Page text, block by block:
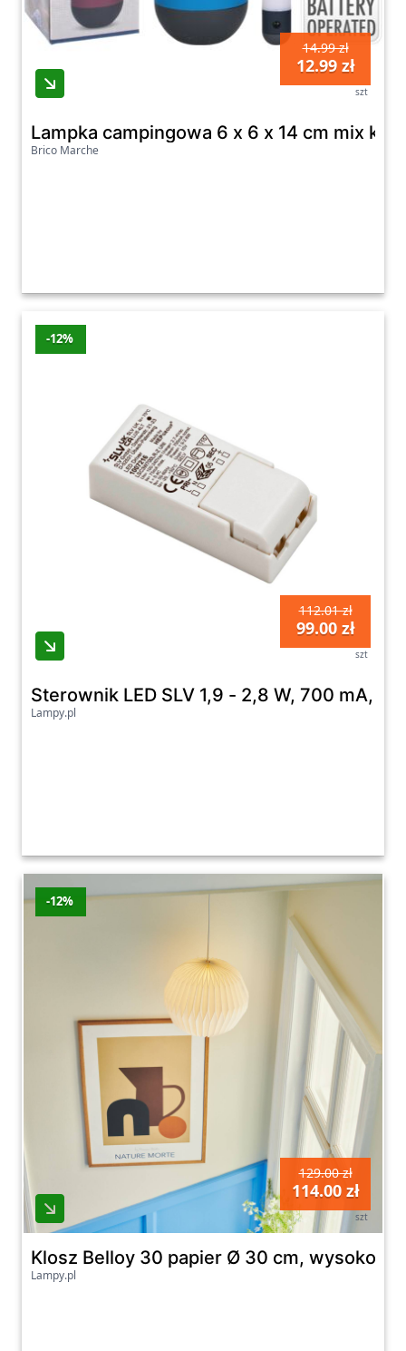
14.99 zł
12.99 zł
szt
Lampka campingowa 6 x 6 x 14 cm mix
Brico Marche
-12%
112.01 zł
99.00 zł
szt
Sterownik LED SLV 1,9 - 2,8 W, 700 mA,
Lampy.pl
-12%
129.00 zł
114.00 zł
szt
Klosz Belloy 30 papier Ø 30 cm, wysokość
Lampy.pl